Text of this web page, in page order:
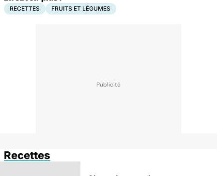
RECETTES FRUITS ET LÉGUMES
Recettes